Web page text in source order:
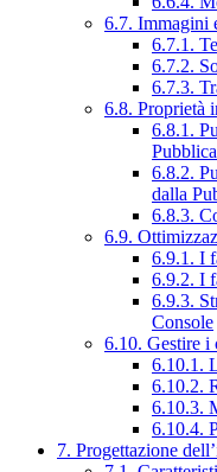
6.7. Immagini
6.7.1.
6.7.2.
6.7.3.
6.8. Proprietà
6.8.1.
6.8.2.
dalla
6.8.3.
6.9.
6.9.1. I
6.9.2. I
6.9.3.
Console
6.10. Gestire i
6.10.1.
6.10.2.
6.10.3.
6.10.4.
7. Progettazione